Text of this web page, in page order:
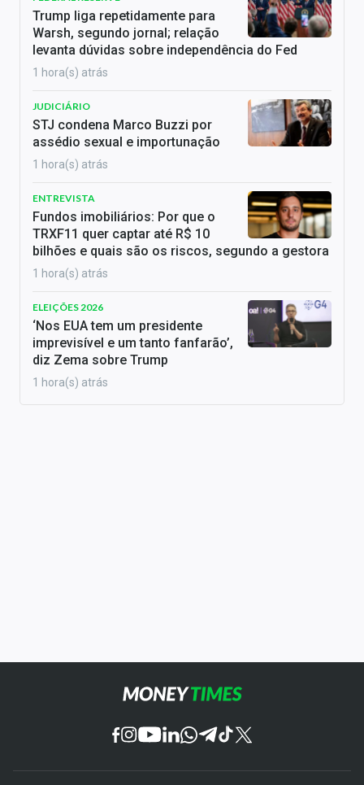
Trump liga repetidamente para
Warsh, segundo jornal; relação
levanta dúvidas sobre independência do Fed
1 hora(s) atrás
JUDICIÁRIO
STJ condena Marco Buzzi por
assédio sexual e importunação
1 hora(s) atrás
ENTREVISTA
Fundos imobiliários: Por que o
TRXF11 quer captar até R$ 10
bilhões e quais são os riscos, segundo a gestora
1 hora(s) atrás
ELEIÇÕES 2026
‘Nos EUA tem um presidente
imprevisível e um tanto fanfarão’,
diz Zema sobre Trump
1 hora(s) atrás